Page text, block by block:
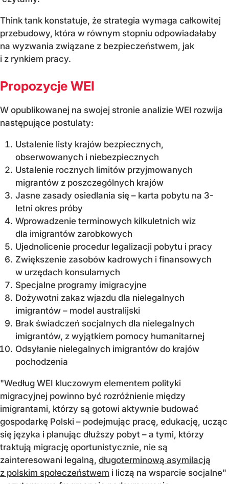
Think tank konstatuje, że strategia wymaga całkowitej
przebudowy, która w równym stopniu odpowiadałaby
na wyzwania związane z bezpieczeństwem, jak
i z rynkiem pracy.
Propozycje WEI
W opublikowanej na swojej stronie analizie WEI rozwija
następujące postulaty:
Ustalenie listy krajów bezpiecznych,
obserwowanych i niebezpiecznych
Ustalenie rocznych limitów przyjmowanych
migrantów z poszczególnych krajów
Jasne zasady osiedlania się – karta pobytu na 3-
letni okres próby
Wprowadzenie terminowych kilkuletnich wiz
dla imigrantów zarobkowych
Ujednolicenie procedur legalizacji pobytu i pracy
Zwiększenie zasobów kadrowych i finansowych
w urzędach konsularnych
Specjalne programy imigracyjne
Dożywotni zakaz wjazdu dla nielegalnych
imigrantów – model australijski
Brak świadczeń socjalnych dla nielegalnych
imigrantów, z wyjątkiem pomocy humanitarnej
Odsyłanie nielegalnych imigrantów do krajów
pochodzenia
"Według WEI kluczowym elementem polityki
migracyjnej powinno być rozróżnienie między
imigrantami, którzy są gotowi aktywnie budować
gospodarkę Polski – podejmując pracę, edukację, ucząc
się języka i planując dłuższy pobyt – a tymi, którzy
traktują migrację oportunistycznie, nie są
zainteresowani legalną, długoterminową asymilacją
z polskim społeczeństwem i liczą na wsparcie socjalne"